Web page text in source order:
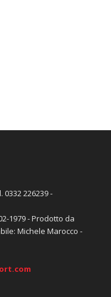
0332 226239 -
1979 - Prodotto da
Michele Marocco -